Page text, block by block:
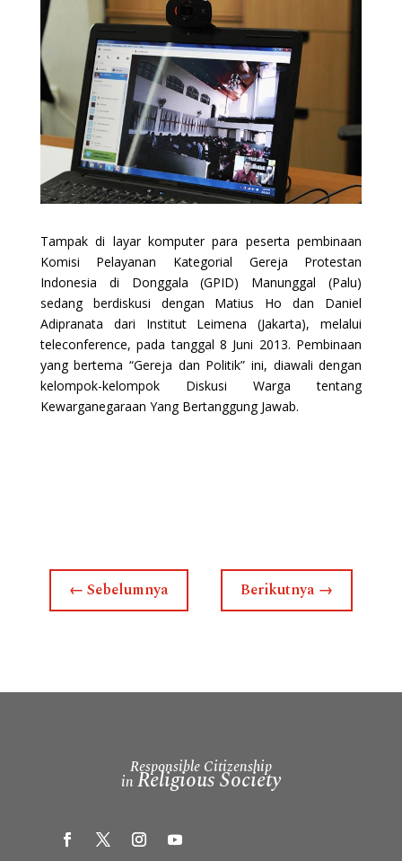
Tampak di layar komputer para peserta pembinaan
Komisi Pelayanan Kategorial Gereja Protestan
Indonesia di Donggala (GPID) Manunggal (Palu)
sedang berdiskusi dengan Matius Ho dan Daniel
Adipranata dari Institut Leimena (Jakarta), melalui
teleconference, pada tanggal 8 Juni 2013. Pembinaan
yang bertema “Gereja dan Politik” ini, diawali dengan
kelompok-kelompok Diskusi Warga tentang
Kewarganegaraan Yang Bertanggung Jawab.
← Sebelumnya Berikutnya →
Responsible Citizenship
in Religious Society